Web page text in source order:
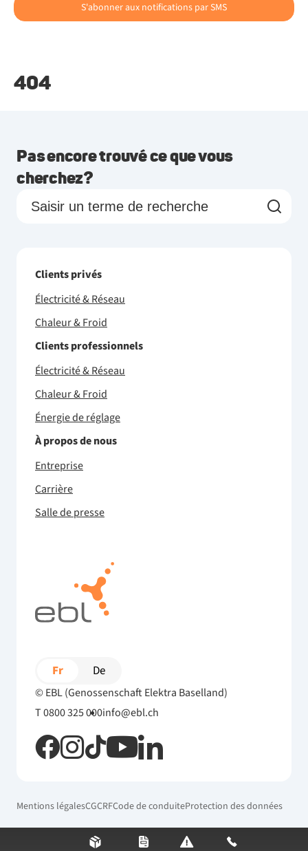
S'abonner aux notifications par SMS
404
Pas encore trouvé ce que vous
cherchez?
Clients privés
Électricité & Réseau
Chaleur & Froid
Clients professionnels
Électricité & Réseau
Chaleur & Froid
Énergie de réglage
À propos de nous
Entreprise
Carrière
Salle de presse
© EBL (Genossenschaft Elektra Baselland)
T 0800 325 000info@ebl.ch
Fr De
Mentions légalesCGCRFCode de conduiteProtection des données